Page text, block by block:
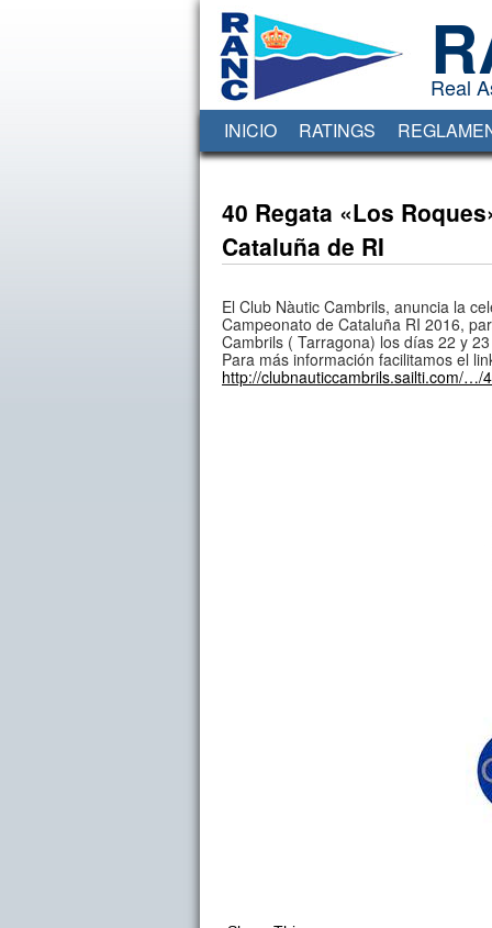
Real
INICIO RATINGS
40 Regata «Los
Cataluña de RI
El Club Nàutic Cambrils, anuncia la
Campeonato de Cataluña RI 2016,
Cambrils ( Tarragona) los días 22 y
Para más información facilitamos el
http://clubnauticcambrils.sailti.com/